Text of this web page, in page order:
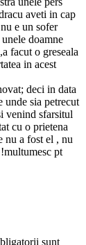
aveti in cap
e un sofer
doamne
facut o greseala
in acest
deci in data
unde sia petrecut
venind sfarsitul
cu o prietena
nu a fost el , nu
pt
sunt